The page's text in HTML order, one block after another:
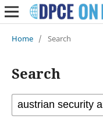
Home / Search
Search